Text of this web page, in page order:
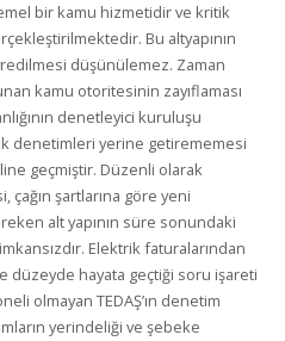
bir kamu hizmetidir ve kritik
Bu altyapının
düşünülemez. Zaman
kamu otoritesinin zayıflaması
denetleyici kuruluşu
denetimleri yerine getirememesi
geçmiştir. Düzenli olarak
çağın şartlarına göre yeni
alt yapının süre sonundaki
Elektrik faturalarından
düzeyde hayata geçtiği soru işareti
olmayan TEDAŞ’ın denetim
yerindeliği ve şebeke